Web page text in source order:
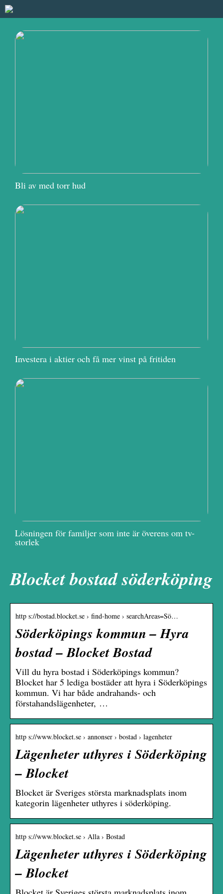
Bli av med torr hud
Investera i aktier och få mer vinst på fritiden
Lösningen för familjer som inte är överens om tv-
storlek
Blocket bostad söderköping
http s://bostad.blocket.se › find-home › searchAreas=Sö…
Söderköpings kommun – Hyra
bostad – Blocket Bostad
Vill du hyra bostad i Söderköpings kommun?
Blocket har 5 lediga bostäder att hyra i Söderköpings
kommun. Vi har både andrahands- och
förstahandslägenheter, …
http s://www.blocket.se › annonser › bostad › lagenheter
Lägenheter uthyres i Söderköping
– Blocket
Blocket är Sveriges största marknadsplats inom
kategorin lägenheter uthyres i söderköping.
http s://www.blocket.se › Alla › Bostad
Lägenheter uthyres i Söderköping
– Blocket